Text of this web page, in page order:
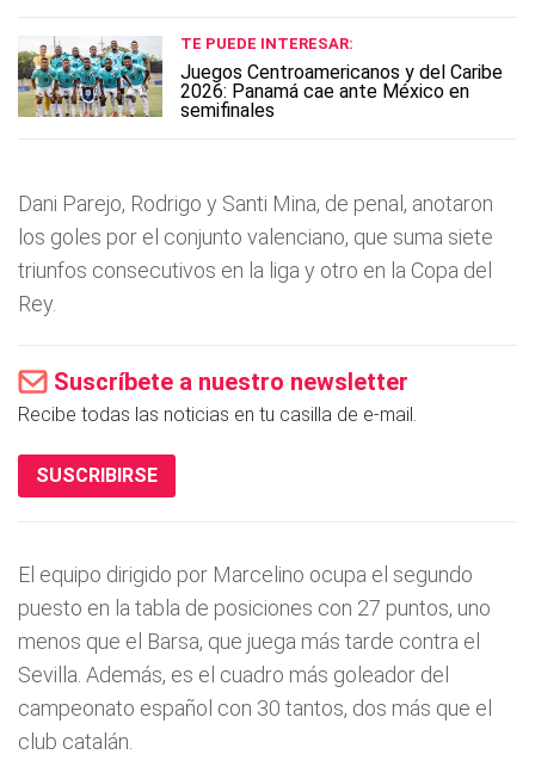
TE PUEDE INTERESAR:
Juegos Centroamericanos y del Caribe
2026: Panamá cae ante México en
semifinales
Dani Parejo, Rodrigo y Santi Mina, de penal, anotaron
los goles por el conjunto valenciano, que suma siete
triunfos consecutivos en la liga y otro en la Copa del
Rey.
Suscríbete a nuestro newsletter
Recibe todas las noticias en tu casilla de e-mail.
SUSCRIBIRSE
El equipo dirigido por Marcelino ocupa el segundo
puesto en la tabla de posiciones con 27 puntos, uno
menos que el Barsa, que juega más tarde contra el
Sevilla. Además, es el cuadro más goleador del
campeonato español con 30 tantos, dos más que el
club catalán.